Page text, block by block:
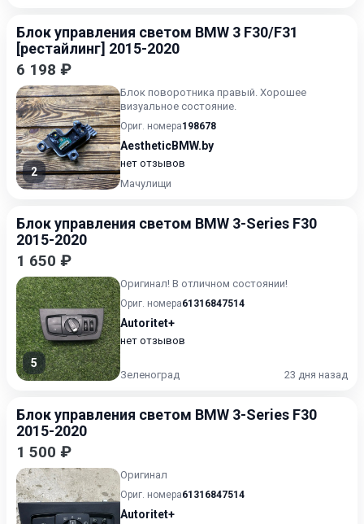
Блок управления светом BMW 3 F30/F31
[рестайлинг] 2015-2020
6 198 ₽
2
Блок поворотника правый. Хорошее
визуальное состояние.
Ориг. номера198678
AestheticBMW.by
нет отзывов
Мачулищи
Блок управления светом BMW 3-Series F30
2015-2020
1 650 ₽
5
Оригинал! В отличном состоянии!
Ориг. номера61316847514
Autoritet+
нет отзывов
Зеленоград 23 дня назад
Блок управления светом BMW 3-Series F30
2015-2020
1 500 ₽
Оригинал
Ориг. номера61316847514
Autoritet+